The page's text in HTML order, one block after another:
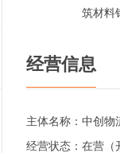
筑材料
经营信息
主体名称： 中创物
经营状态： 在营（